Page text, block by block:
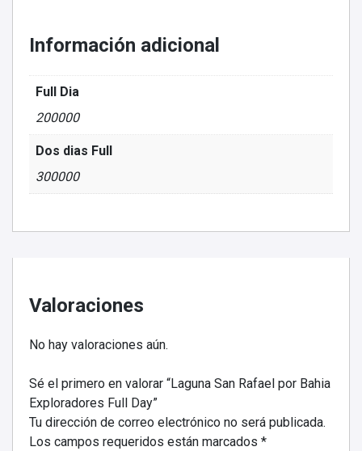
Información adicional
Full Dia
200000
Dos dias Full
300000
Valoraciones
No hay valoraciones aún.
Sé el primero en valorar “Laguna San Rafael por Bahia
Exploradores Full Day”
Tu dirección de correo electrónico no será publicada.
Los campos requeridos están marcados *